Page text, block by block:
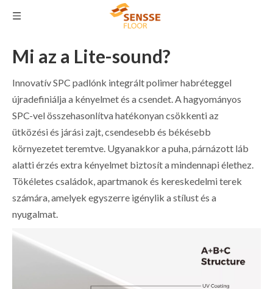
Mi az a Lite-sound?
Innovatív SPC padlónk integrált polimer habréteggel
újradefiniálja a kényelmet és a csendet. A hagyományos
SPC-vel összehasonlítva hatékonyan csökkenti az
ütközési és járási zajt, csendesebb és békésebb
környezetet teremtve. Ugyanakkor a puha, párnázott láb
alatti érzés extra kényelmet biztosít a mindennapi élethez.
Tökéletes családok, apartmanok és kereskedelmi terek
számára, amelyek egyszerre igénylik a stílust és a
nyugalmat.